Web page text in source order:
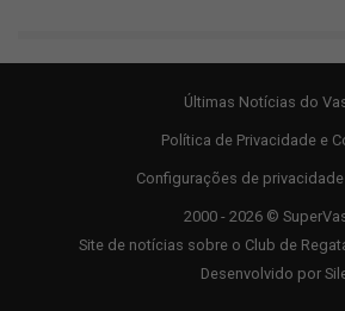
Últimas Notícias do
Política de Privacidade e
Configurações de
2000 - 2026 ©
Site de notícias sobre o Club de
Desenvolvido por